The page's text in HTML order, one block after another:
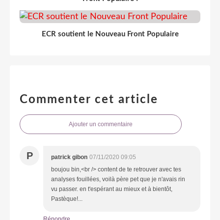
ECR soutient le Nouveau Front Populaire
Commenter cet article
Ajouter un commentaire
P patrick gibon 07/11/2020 09:05
boujou bin,<br /> content de te retrouver avec tes
analyses fouillées, voilà père pet que je n'avais rin
vu passer. en t'espérant au mieux et à bientôt,
Pastèque!...